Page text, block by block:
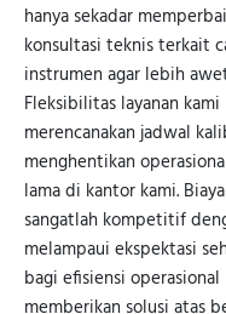
hanya sekadar
konsultasi teknis terkait
instrumen agar lebih
Fleksibilitas layanan
merencanakan jadwal
menghentikan
lama di kantor kami.
sangatlah kompetitif
melampaui ekspektasi
bagi efisiensi
memberikan solusi atas